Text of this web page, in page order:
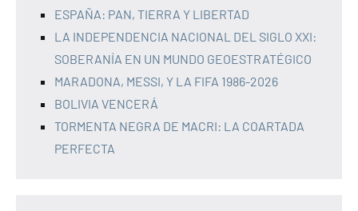
ESPAÑA: PAN, TIERRA Y LIBERTAD
LA INDEPENDENCIA NACIONAL DEL SIGLO XXI:
SOBERANÍA EN UN MUNDO GEOESTRATÉGICO
MARADONA, MESSI, Y LA FIFA 1986-2026
BOLIVIA VENCERÁ
TORMENTA NEGRA DE MACRI: LA COARTADA
PERFECTA